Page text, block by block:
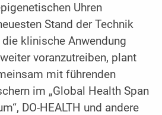
Uhren
Stand der Technik
klinische Anwendung
voranzutreiben, plant
mit führenden
im „Global Health Span
DO-HEALTH und andere